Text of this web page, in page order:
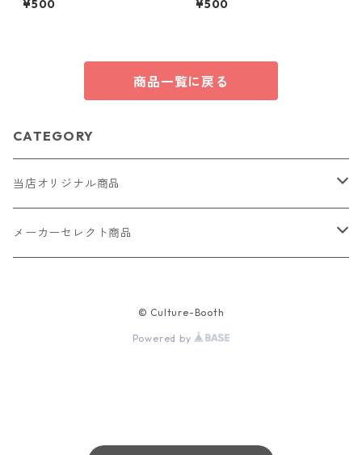
s26
¥500
ンドメイド 国産 本革 ヌメ革
¥500
商品一覧に戻る
CATEGORY
当店オリジナル商品
レザー（革）
メーカーセレクト商品
© Culture-Booth
Powered by